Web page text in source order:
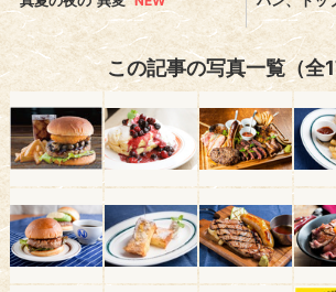
この記事の写真一覧（全